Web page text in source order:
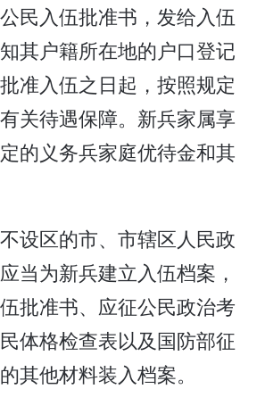
民入伍批准书，发给入伍
其户籍所在地的户口登记
准入伍之日起，按照规定
关待遇保障。新兵家属享
的义务兵家庭优待金和其
设区的市、市辖区人民政
当为新兵建立入伍档案，
批准书、应征公民政治考
体格检查表以及国防部征
其他材料装入档案。